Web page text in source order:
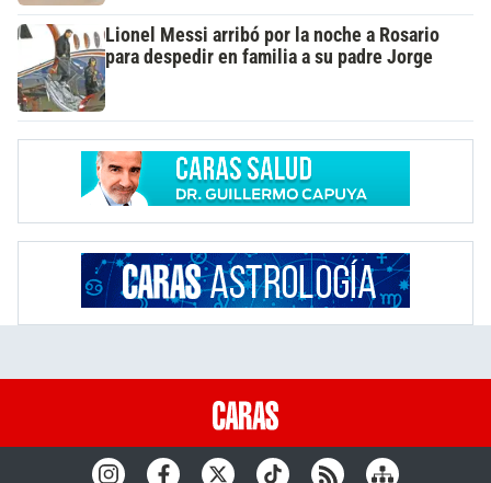
Lionel Messi arribó por la noche a Rosario
para despedir en familia a su padre Jorge